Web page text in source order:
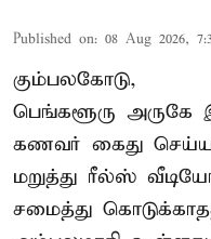
Published on: 08 Aug 2026,
கும்பலகோடு,
பெங்களூரு
கணவர் கைது
மறுத்து ரீல்ஸ்
சமைத்து